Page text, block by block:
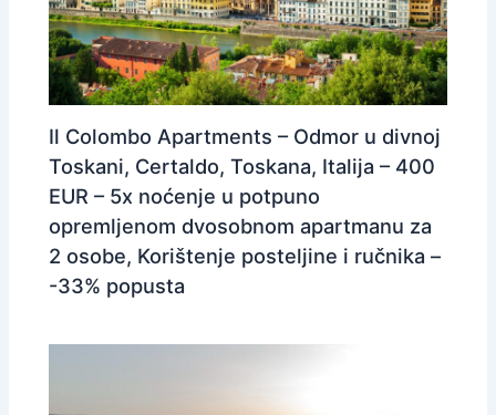
Il Colombo Apartments – Odmor u divnoj
Toskani, Certaldo, Toskana, Italija – 400
EUR – 5x noćenje u potpuno
opremljenom dvosobnom apartmanu za
2 osobe, Korištenje posteljine i ručnika –
-33% popusta